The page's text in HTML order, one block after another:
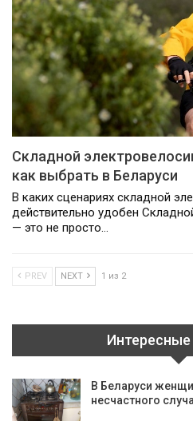
Складной
как выбрать в Беларуси
В каких сценариях складной
действительно удобен
— это не просто…
PREV NEXT 1 из 2
В Беларуси
несчастного